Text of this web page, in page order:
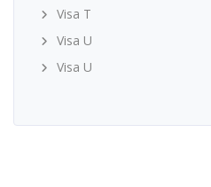
Visa T
Visa U
Visa U